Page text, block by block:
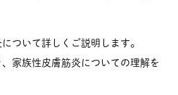
ついて詳しくご説明します。
家族性皮膚筋炎についての理解を